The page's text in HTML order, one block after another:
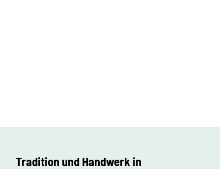
Tradition und Handwerk in